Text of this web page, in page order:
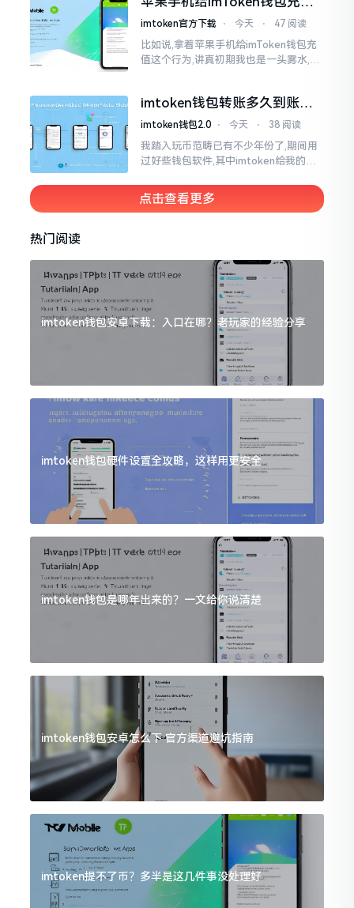
找了些资料
值，这几步别搞错
imtoken官方下载 ⋅ 今天 ⋅ 47 阅读
比如说,拿着苹果手机给imToken钱包充
值这个行为,讲真初期我也是一头雾水,搞
imtoken钱包转账多久到账？
一文说清楚
imtoken钱包2.0 ⋅ 今天 ⋅ 38 阅读
我踏入玩币范畴已有不少年份了,期间用
过好些钱包软件,其中imtoken给我的整
就是交易时,确认时间常常不太稳
点击查看更多
热门阅读
imtoken钱包安卓下载：入口在哪？老玩家的经验分享
imtoken钱包硬件设置全攻略，这样用更安全
imtoken钱包是哪年出来的？一文给你说清楚
imtoken钱包安卓怎么下 官方渠道避坑指南
imtoken提不了币？多半是这几件事没处理好